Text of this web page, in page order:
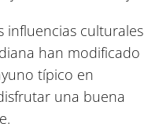
influencias culturales
han modificado
típico en
una buena